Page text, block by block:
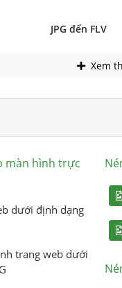
JPG đến FLV
Xem
màn hình trực
dưới định dạng
trang web dưới